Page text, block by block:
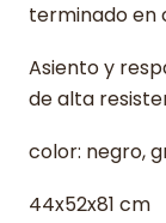
terminado en
Asiento y
de alta
color: negro,
44x52x81 cm